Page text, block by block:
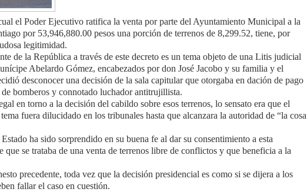
el Poder Ejecutivo ratifica la venta por parte del Ayuntamiento Municipal a la
por 53,946,880.00 pesos una porción de terrenos de 8,299.52, tiene, por
legitimidad.
de la República a través de este decreto es un tema objeto de una Litis judicial
Abelardo Gómez, encabezados por don José Jacobo y su familia y el
desconocer una decisión de la sala capitular que otorgaba en dación de pago
bomberos y connotado luchador antitrujillista.
en torno a la decisión del cabildo sobre esos terrenos, lo sensato era que el
fuera dilucidado en los tribunales hasta que alcanzara la autoridad de “la cosa
ha sido sorprendido en su buena fe al dar su consentimiento a esta
se trataba de una venta de terrenos libre de conflictos y que beneficia a la
precedente, toda vez que la decisión presidencial es como si se dijera a los
fallar el caso en cuestión.